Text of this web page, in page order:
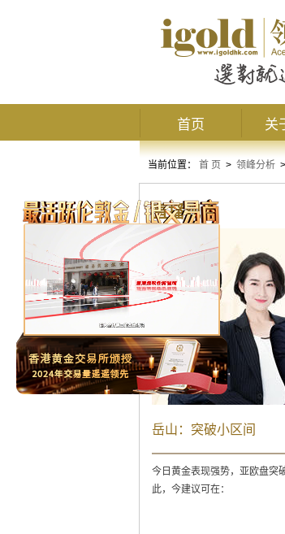
首页 关
当前位置： 首 页 > 领峰分析 >
直播观点
岳山：突破小区间
今日黄金表现强势，亚欧盘突
此，今建议可在：